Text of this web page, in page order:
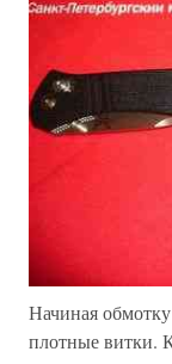
Начиная
плотные витки.